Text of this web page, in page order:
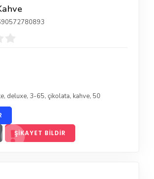
, deluxe, 3-65, çikolata, kahve, 50
ŞIKAYET BILDIR